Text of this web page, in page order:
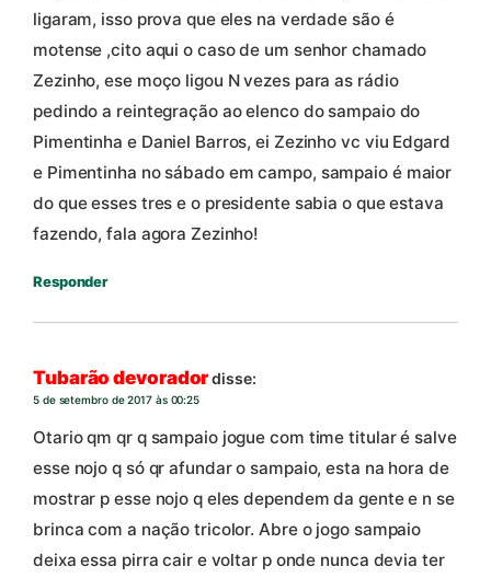
ligaram, isso prova que eles na verdade são é
motense ,cito aqui o caso de um senhor chamado
Zezinho, ese moço ligou N vezes para as rádio
pedindo a reintegração ao elenco do sampaio do
Pimentinha e Daniel Barros, ei Zezinho vc viu Edgard
e Pimentinha no sábado em campo, sampaio é maior
do que esses tres e o presidente sabia o que estava
fazendo, fala agora Zezinho!
Responder
Tubarão devoradordisse:
5 de setembro de 2017 às 00:25
Otario qm qr q sampaio jogue com time titular é salve
esse nojo q só qr afundar o sampaio, esta na hora de
mostrar p esse nojo q eles dependem da gente e n se
brinca com a nação tricolor. Abre o jogo sampaio
deixa essa pirra cair e voltar p onde nunca devia ter